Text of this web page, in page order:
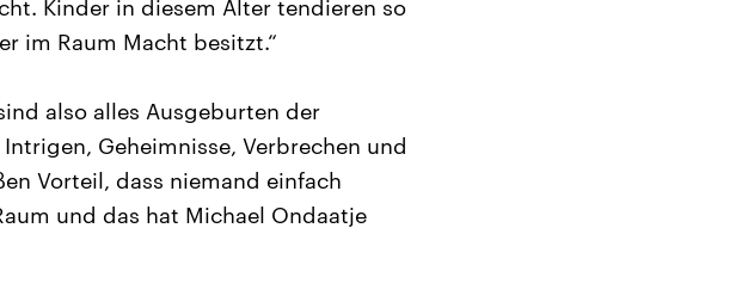
Kinder in diesem Alter tendieren so
im Raum Macht besitzt.“
also alles Ausgeburten der
Geheimnisse, Verbrechen und
Vorteil, dass niemand einfach
und das hat Michael Ondaatje